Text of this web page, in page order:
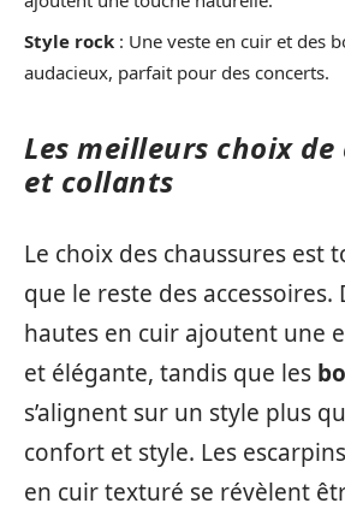
Style rock : Une veste en cuir et des
audacieux, parfait pour des concerts.
Les meilleurs choix de
et collants
Le choix des chaussures est
que le reste des accessoires.
hautes en cuir ajoutent une
et élégante, tandis que les
s’alignent sur un style plus
confort et style. Les
en cuir texturé se révèlent